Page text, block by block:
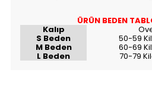
ÜRÜN BEDEN
Kalıp
S Beden 50-59
M Beden 60-69
L Beden 70-79